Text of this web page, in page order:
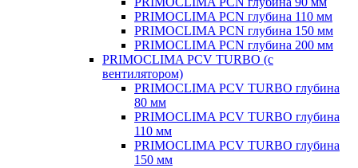
PRIMOCLIMA PCN глубина 110 мм
PRIMOCLIMA PCN глубина 150 мм
PRIMOCLIMA PCN глубина 200 мм
PRIMOCLIMA PCV TURBO (c
вентилятором)
PRIMOCLIMA PCV TURBO глубина
80 мм
PRIMOCLIMA PCV TURBO глубина
110 мм
PRIMOCLIMA PCV TURBO глубина
150 мм